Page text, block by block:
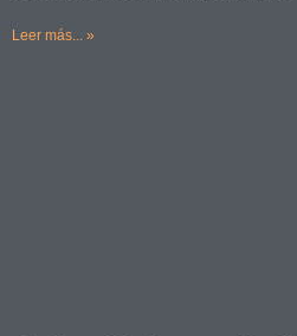
Leer más... »